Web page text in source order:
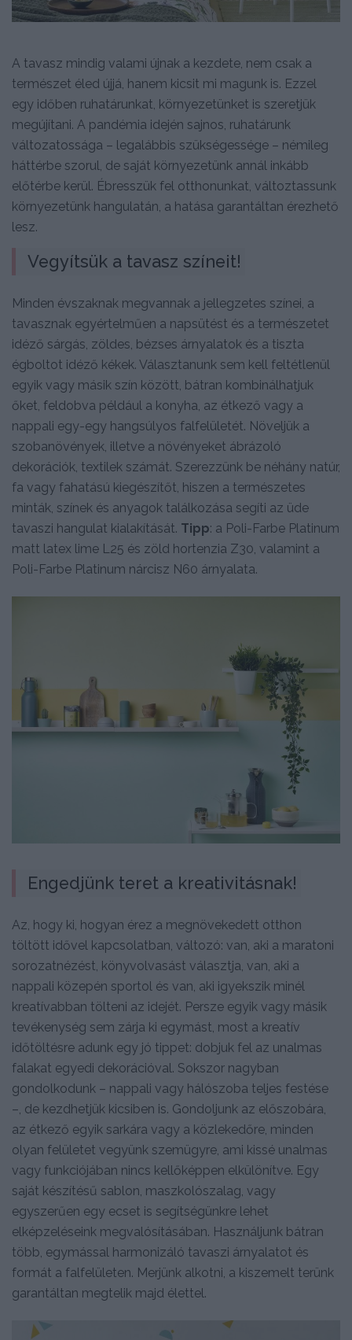
A tavasz mindig valami újnak a kezdete, nem csak a
természet éled újjá, hanem kicsit mi magunk is. Ezzel
egy időben ruhatárunkat, környezetünket is szeretjük
megújítani. A pandémia idején sajnos, ruhatárunk
változatossága – legalábbis szükségessége – némileg
háttérbe szorul, de saját környezetünk annál inkább
előtérbe kerül. Ébresszük fel otthonunkat, változtassunk
környezetünk hangulatán, a hatása garantáltan érezhető
lesz.
Vegyítsük a tavasz színeit!
Minden évszaknak megvannak a jellegzetes színei, a
tavasznak egyértelműen a napsütést és a természetet
idéző sárgás, zöldes, bézses árnyalatok és a tiszta
égboltot idéző kékek. Választanunk sem kell feltétlenül
egyik vagy másik szín között, bátran kombinálhatjuk
őket, feldobva például a konyha, az étkező vagy a
nappali egy-egy hangsúlyos falfelületét. Növeljük a
szobanövények, illetve a növényeket ábrázoló
dekorációk, textilek számát. Szerezzünk be néhány natúr,
fa vagy fahatású kiegészítőt, hiszen a természetes
minták, színek és anyagok találkozása segíti az üde
tavaszi hangulat kialakítását. Tipp: a Poli-Farbe Platinum
matt latex lime L25 és zöld hortenzia Z30, valamint a
Poli-Farbe Platinum nárcisz N60 árnyalata.
Engedjünk teret a kreativitásnak!
Az, hogy ki, hogyan érez a megnövekedett otthon
töltött idővel kapcsolatban, változó: van, aki a maratoni
sorozatnézést, könyvolvasást választja, van, aki a
nappali közepén sportol és van, aki igyekszik minél
kreatívabban tölteni az idejét. Persze egyik vagy másik
tevékenység sem zárja ki egymást, most a kreatív
időtöltésre adunk egy jó tippet: dobjuk fel az unalmas
falakat egyedi dekorációval. Sokszor nagyban
gondolkodunk – nappali vagy hálószoba teljes festése
–, de kezdhetjük kicsiben is. Gondoljunk az előszobára,
az étkező egyik sarkára vagy a közlekedőre, minden
olyan felületet vegyünk szemügyre, ami kissé unalmas
vagy funkciójában nincs kellőképpen elkülönítve. Egy
saját készítésű sablon, maszkolószalag, vagy
egyszerűen egy ecset is segítségünkre lehet
elképzeléseink megvalósításában. Használjunk bátran
több, egymással harmonizáló tavaszi árnyalatot és
formát a falfelületen. Merjünk alkotni, a kiszemelt terünk
garantáltan megtelik majd élettel.